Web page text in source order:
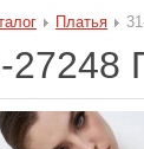
Платья
27248